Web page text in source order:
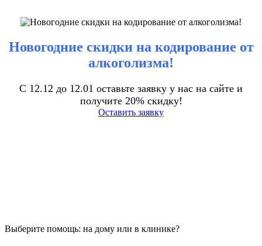
Новогодние скидки на кодирование от
алкоголизма!
С 12.12 до 12.01 оставьте заявку у нас на сайте и
получите 20% скидку!
Оставить заявку
Выберите помощь: на дому или в клинике?